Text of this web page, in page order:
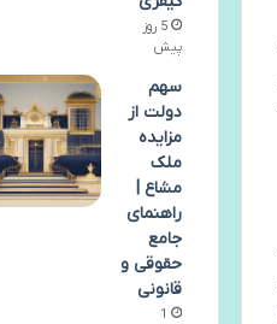
5 روز
پیش
سهم
دولت از
مزایده
ملک
مشاع |
راهنمای
جامع
حقوقی و
قانونی
1